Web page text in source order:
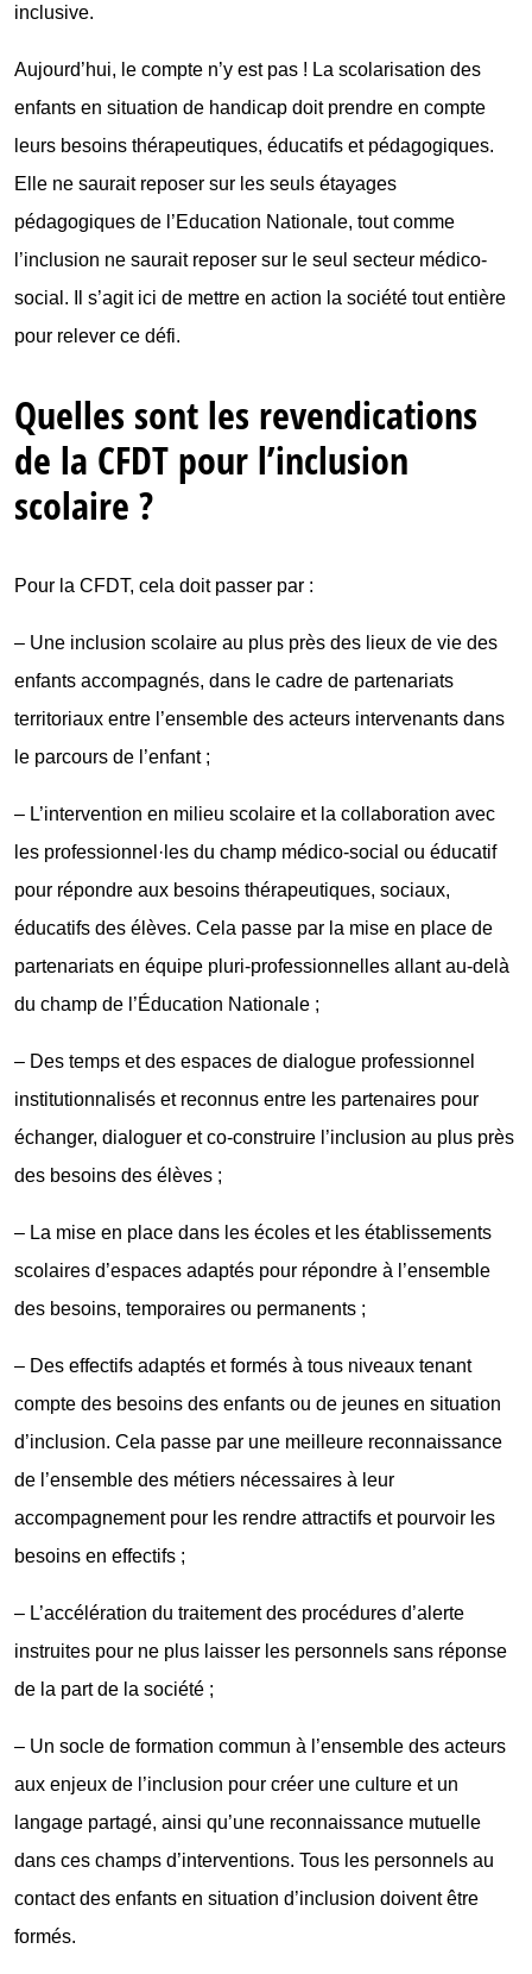
inclusive.
Aujourd’hui, le compte n’y est pas ! La scolarisation des
enfants en situation de handicap doit prendre en compte
leurs besoins thérapeutiques, éducatifs et pédagogiques.
Elle ne saurait reposer sur les seuls étayages
pédagogiques de l’Education Nationale, tout comme
l’inclusion ne saurait reposer sur le seul secteur médico-
social. Il s’agit ici de mettre en action la société tout entière
pour relever ce défi.
Quelles sont les revendications
de la CFDT pour l’inclusion
scolaire ?
Pour la CFDT, cela doit passer par :
– Une inclusion scolaire au plus près des lieux de vie des
enfants accompagnés, dans le cadre de partenariats
territoriaux entre l’ensemble des acteurs intervenants dans
le parcours de l’enfant ;
– L’intervention en milieu scolaire et la collaboration avec
les professionnel·les du champ médico-social ou éducatif
pour répondre aux besoins thérapeutiques, sociaux,
éducatifs des élèves. Cela passe par la mise en place de
partenariats en équipe pluri-professionnelles allant au-delà
du champ de l’Éducation Nationale ;
– Des temps et des espaces de dialogue professionnel
institutionnalisés et reconnus entre les partenaires pour
échanger, dialoguer et co-construire l’inclusion au plus près
des besoins des élèves ;
– La mise en place dans les écoles et les établissements
scolaires d’espaces adaptés pour répondre à l’ensemble
des besoins, temporaires ou permanents ;
– Des effectifs adaptés et formés à tous niveaux tenant
compte des besoins des enfants ou de jeunes en situation
d’inclusion. Cela passe par une meilleure reconnaissance
de l’ensemble des métiers nécessaires à leur
accompagnement pour les rendre attractifs et pourvoir les
besoins en effectifs ;
– L’accélération du traitement des procédures d’alerte
instruites pour ne plus laisser les personnels sans réponse
de la part de la société ;
– Un socle de formation commun à l’ensemble des acteurs
aux enjeux de l’inclusion pour créer une culture et un
langage partagé, ainsi qu’une reconnaissance mutuelle
dans ces champs d’interventions. Tous les personnels au
contact des enfants en situation d’inclusion doivent être
formés.